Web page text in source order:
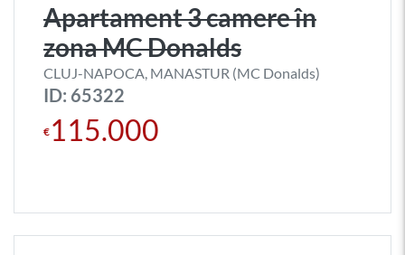
Apartament 3 camere în
zona MC Donalds
CLUJ-NAPOCA, MANASTUR (MC Donalds)
ID: 65322
€ 115.000